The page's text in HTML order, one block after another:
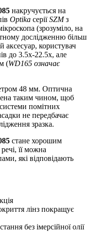
накручується на
Optika серіїSZMз
(зрозуміло, на
дослідженню більш
користувач
до 3.5х-22.5х, але
(WD165 означає
48 мм. Оптична
таким чином, щоб
помітних
не передбачає
зразка.
стане хорошим
її можна
які відповідають
лінз покращує
без імерсійної олії